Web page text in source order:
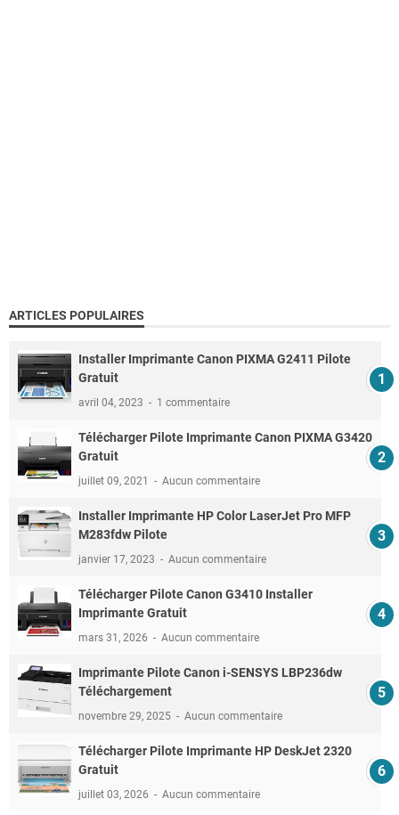
ARTICLES POPULAIRES
Installer Imprimante Canon PIXMA G2411 Pilote
Gratuit
avril 04, 2023 1 commentaire
Télécharger Pilote Imprimante Canon PIXMA G3420
Gratuit
juillet 09, 2021 Aucun commentaire
Installer Imprimante HP Color LaserJet Pro MFP
M283fdw Pilote
janvier 17, 2023 Aucun commentaire
Télécharger Pilote Canon G3410 Installer
Imprimante Gratuit
mars 31, 2026 Aucun commentaire
Imprimante Pilote Canon i-SENSYS LBP236dw
Téléchargement
novembre 29, 2025 Aucun commentaire
Télécharger Pilote Imprimante HP DeskJet 2320
Gratuit
juillet 03, 2026 Aucun commentaire